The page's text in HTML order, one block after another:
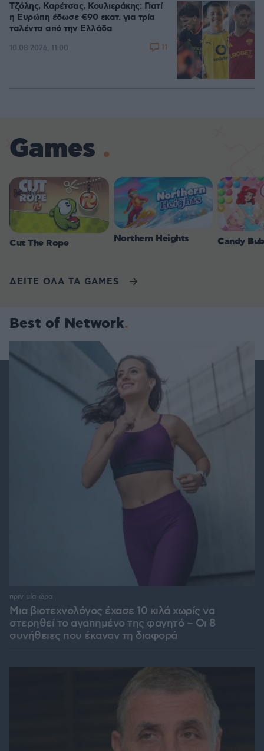
Τζόλης, Καρέτσας, Κουλιεράκης: Γιατί
η Ευρώπη έδωσε €90 εκατ. για τρία
ταλέντα από την Ελλάδα
10.08.2026, 11:00 11
Games
Cut The Rope Northern Heights Candy
ΔΕΙΤΕ ΟΛΑ ΤΑ GAMES
Best of Network
Μια βιοτεχνολόγος έχασε 10 κιλά χωρίς να
στερηθεί το αγαπημένο της φαγητό – Οι 8
συνήθειες που έκαναν τη διαφορά
πριν μία ώρα